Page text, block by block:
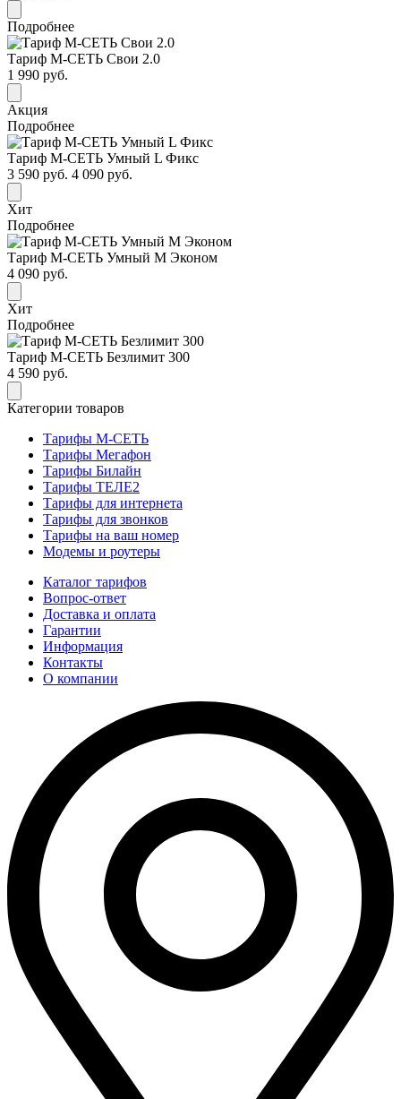
Подробнее
Тариф М-СЕТЬ Свои 2.0
1 990 руб.
Акция
Подробнее
Тариф М-СЕТЬ Умный L Фикс
3 590 руб. 4 090 руб.
Хит
Подробнее
Тариф М-СЕТЬ Умный М Эконом
4 090 руб.
Хит
Подробнее
Тариф М-СЕТЬ Безлимит 300
4 590 руб.
Категории товаров
Тарифы М-СЕТЬ
Тарифы Мегафон
Тарифы Билайн
Тарифы ТЕЛЕ2
Тарифы для интернета
Тарифы для звонков
Тарифы на ваш номер
Модемы и роутеры
Каталог тарифов
Вопрос-ответ
Доставка и оплата
Гарантии
Информация
Контакты
О компании